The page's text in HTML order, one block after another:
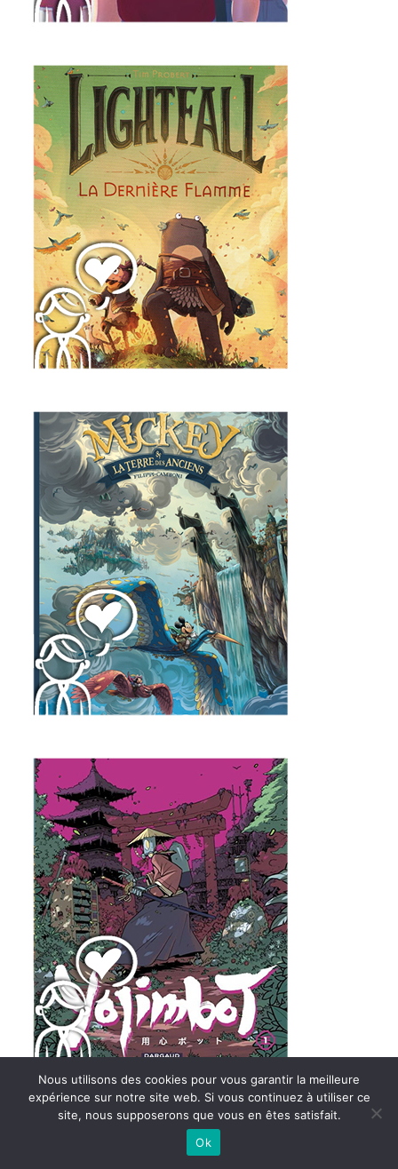
Nous utilisons des cookies pour vous garantir la meilleure
expérience sur notre site web. Si vous continuez à utiliser ce
site, nous supposerons que vous en êtes satisfait.
Ok